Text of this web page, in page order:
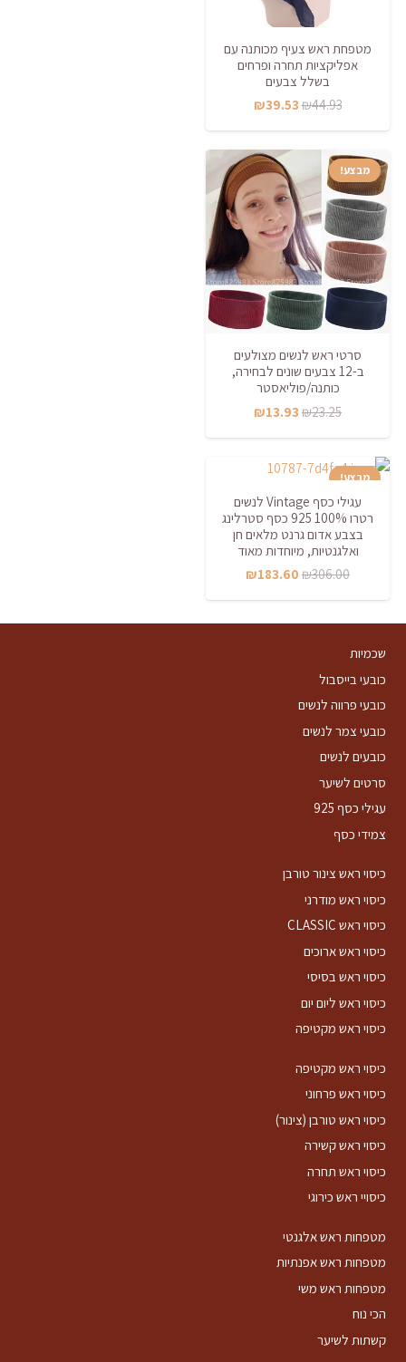
מטפחת ראש צעיף מכותנה עם
אפליקציות תחרה ופרחים
בשלל צבעים
₪44.93
המחיר
המקורי
היה:
₪44.93.
₪39.53
הנוכחי
הוא:
₪39.53.
מבצע!
סרטי ראש לנשים מצולעים
ב-12 צבעים שונים לבחירה,
כותנה/פוליאסטר
₪23.25
המחיר
המקורי
₪13.93
הנוכחי
מבצע!
עגילי כסף Vintage לנשים
רטרו 100% 925 כסף סטרלינג
בצבע אדום גרנט מלאים חן
ואלגנטיות, מיוחדות מאוד
₪306.00
המחיר
המקורי
היה:
₪183.60
הנוכחי
הוא:
שכמיות
כובעי בייסבול
כובעי פרווה לנשים
כובעי צמר לנשים
כובעים לנשים
סרטים לשיער
עגילי כסף 925
צמידי כסף
כיסוי ראש צינור טורבן
כיסוי ראש מודרני
כיסוי ראש CLASSIC
כיסוי ראש ארוכים
כיסוי ראש בסיסי
כיסוי ראש ליום יום
כיסוי ראש מקטיפה
כיסוי ראש מקטיפה
כיסוי ראש פרחוני
כיסוי ראש טורבן (צינור)
כיסוי ראש קשירה
כיסוי ראש תחרה
כיסויי ראש כירוגי
מטפחות ראש אלגנטי
מטפחות ראש אפנתיות
מטפחות ראש משי
הכי נוח
קשתות לשיער